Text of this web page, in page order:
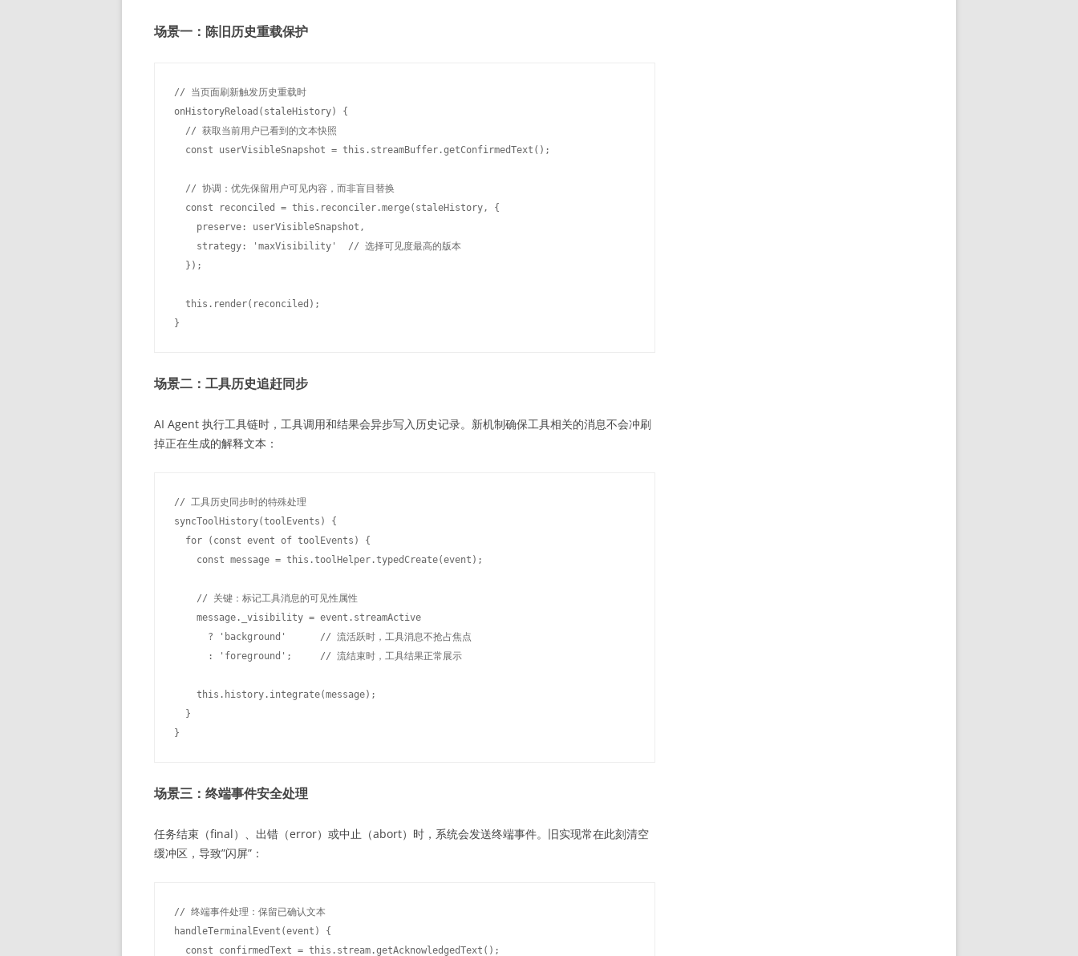
场景一：陈旧历史重载保护
// 当页面刷新触发历史重载时
onHistoryReload(staleHistory) {
  // 获取当前用户已看到的文本快照
  const userVisibleSnapshot = this.streamBuffer.getConfirmedText();
  // 协调：优先保留用户可见内容，而非盲目替换
  const reconciled = this.reconciler.merge(staleHistory, {
    preserve: userVisibleSnapshot,
    strategy: 'maxVisibility'  // 选择可见度最高的版本
  });
  this.render(reconciled);
场景二：工具历史追赶同步
AI Agent 执行工具链时，工具调用和结果会异步写入历史记录。新机制确保工具相关的消息不会冲刷
掉正在生成的解释文本：
// 工具历史同步时的特殊处理
syncToolHistory(toolEvents) {
  for (const event of toolEvents) {
    const message = this.toolHelper.typedCreate(event);
    // 关键：标记工具消息的可见性属性
    message._visibility = event.streamActive
      ? 'background'      // 流活跃时，工具消息不抢占焦点
      : 'foreground';     // 流结束时，工具结果正常展示
    this.history.integrate(message);
  }
场景三：终端事件安全处理
任务结束（final）、出错（error）或中止（abort）时，系统会发送终端事件。旧实现常在此刻清空
缓冲区，导致”闪屏”：
// 终端事件处理：保留已确认文本
handleTerminalEvent(event) {
  const confirmedText = this.stream.getAcknowledgedText();